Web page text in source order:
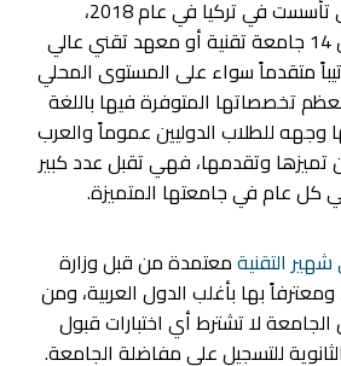
الجامعات الحديثة التي تأسست في تركيا في عام 2018،
وتعتبر واحدة من أصل 14 جامعة تقنية أو معهد تقني عالي
متقدماً سواء على المستوى المحلي
تخصصاتها المتوفرة فيها باللغة
وجهه للطلاب الدوليين عموماً والعرب
وتقدمها، فهي تقبل عدد كبير
كل عام في جامعتها المتميزة.
التقنيةمعتمدة من قبل وزارة
ومعترفاً بها بأغلب الدول العربية، ومن
لا تشترط أي اختبارات قبول
للتسجيل على مفاضلة الجامعة.